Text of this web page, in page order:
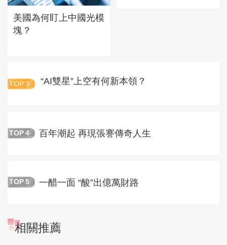
美國為何盯上中國光模
塊？
TOP 3 “AI雙星”上空有何新本領？
TOP 4 百年潮起 再現張謇傳奇人生
TOP 5 一醋一面 “酸”出億萬財路
相關推薦